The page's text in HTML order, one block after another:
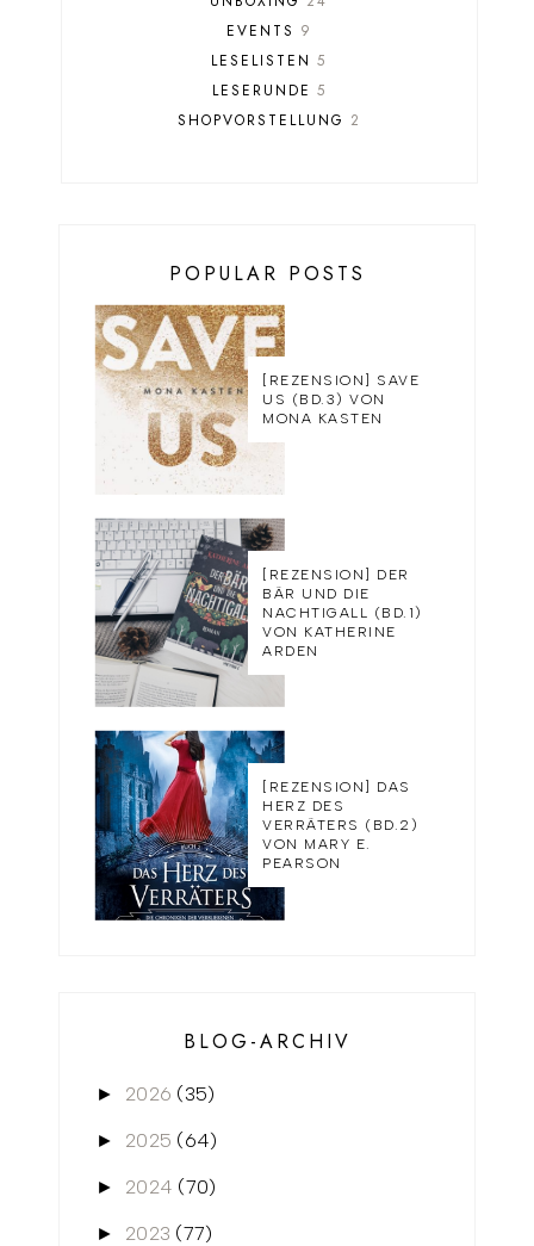
EVENTS 9
LESELISTEN 5
LESERUNDE 5
SHOPVORSTELLUNG 2
POPULAR POSTS
[REZENSION] SAVE
US (BD.3) VON
MONA KASTEN
[REZENSION] DER
BÄR UND DIE
NACHTIGALL (BD.1)
VON KATHERINE
ARDEN
[REZENSION] DAS
HERZ DES
VERRÄTERS (BD.2)
VON MARY E.
PEARSON
BLOG-ARCHIV
► 2026 (35)
► 2025 (64)
► 2024 (70)
► 2023 (77)